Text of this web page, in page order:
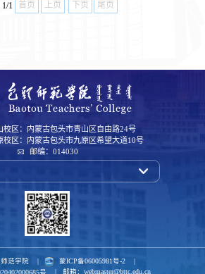
1 首页 上页 下页 尾页
校区：内蒙古包头市青山区自由路24号
：内蒙古包头市九原区希望大道10号
邮编：014030
师范学院 | 蒙ICP备06005981号-2|
号 |邮箱：webmaster@bttc.edu.cn